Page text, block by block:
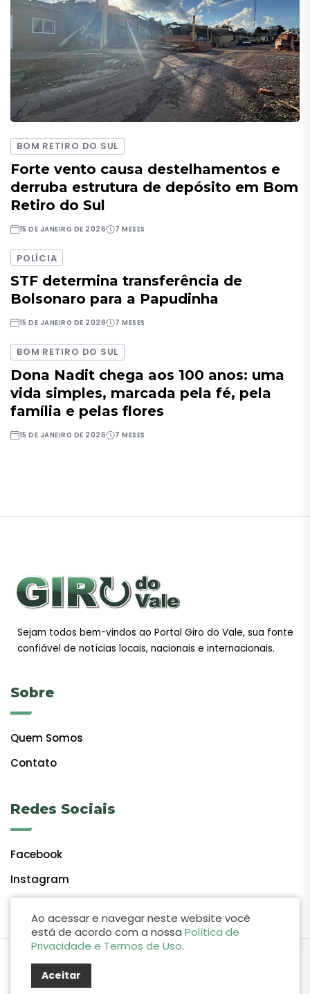
BOM RETIRO DO SUL
Forte vento causa destelhamentos e
derruba estrutura de depósito em Bom
Retiro do Sul
15 DE JANEIRO DE 2026 7 MESES
POLÍCIA
STF determina transferência de
Bolsonaro para a Papudinha
15 DE JANEIRO DE 2026 7 MESES
BOM RETIRO DO SUL
Dona Nadit chega aos 100 anos: uma
vida simples, marcada pela fé, pela
família e pelas flores
15 DE JANEIRO DE 2026 7 MESES
Sejam todos bem-vindos ao Portal Giro do Vale, sua fonte
confiável de notícias locais, nacionais e internacionais.
Sobre
Quem Somos
Contato
Redes Sociais
Facebook
Instagram
© 2024 Giro do Vale. Todos os direitos reservados.
Ao acessar e navegar neste website você
está de acordo com a nossa Política de
Privacidade e Termos de Uso.
Aceitar